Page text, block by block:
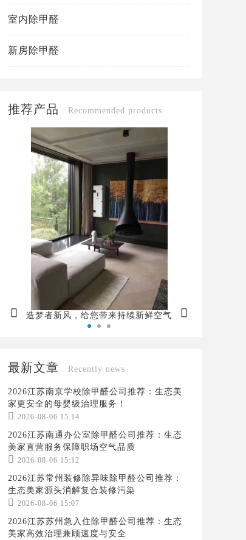
室内除甲醛
新房除甲醛
推荐产品 Recommended products
造梦者新风，给您带来持续新鲜空气
 
最新文章 Recently news
2026江苏南京学校除甲醛公司推荐：生态美
家更安全的母婴级治理服务！
 2026-08-06 15:14
2026江苏南通办公室除甲醛公司推荐：生态
美家直营服务保障职场空气品质
 2026-08-06 15:12
2026江苏常州装修除异味除甲醛公司推荐：
生态美家源头消解复合装修污染
 2026-08-06 15:07
2026江苏苏州急入住除甲醛公司推荐：生态
美家高效治理兼顾速度与安全